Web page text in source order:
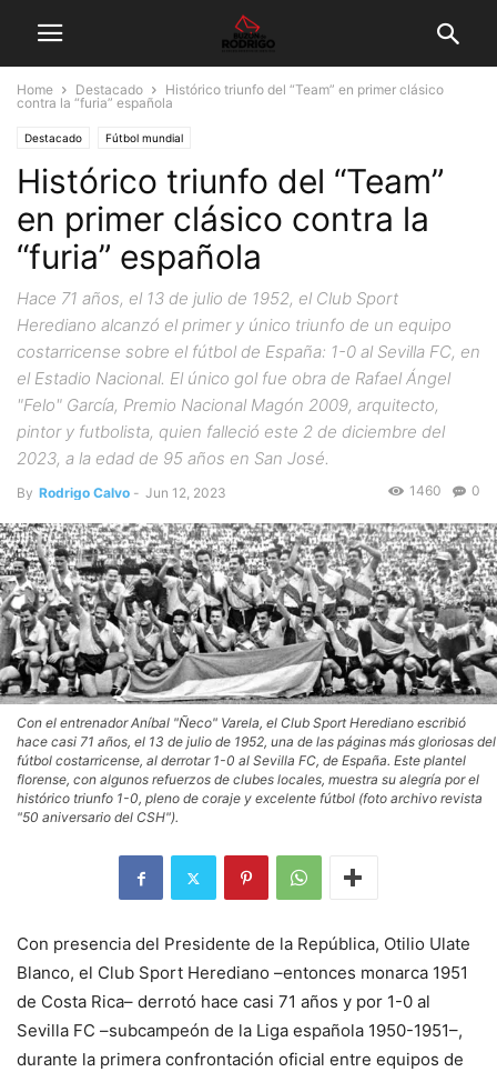
Home Destacado
Histórico triunfo del “Team” en primer clásico
contra la “furia” española
Destacado Fútbol mundial
Histórico triunfo del “Team”
en primer clásico contra la
“furia” española
Hace 71 años, el 13 de julio de 1952, el Club Sport
Herediano alcanzó el primer y único triunfo de un equipo
costarricense sobre el fútbol de España: 1-0 al Sevilla FC, en
el Estadio Nacional. El único gol fue obra de Rafael Ángel
"Felo" García, Premio Nacional Magón 2009, arquitecto,
pintor y futbolista, quien falleció este 2 de diciembre del
2023, a la edad de 95 años en San José.
By Rodrigo Calvo - Jun 12, 2023 0
1460
Con el entrenador Aníbal "Ñeco" Varela, el Club Sport Herediano escribió
hace casi 71 años, el 13 de julio de 1952, una de las páginas más gloriosas del
fútbol costarricense, al derrotar 1-0 al Sevilla FC, de España. Este plantel
florense, con algunos refuerzos de clubes locales, muestra su alegría por el
histórico triunfo 1-0, pleno de coraje y excelente fútbol (foto archivo revista
"50 aniversario del CSH").
Con presencia del Presidente de la República, Otilio Ulate
Blanco, el Club Sport Herediano –entonces monarca 1951
de Costa Rica– derrotó hace casi 71 años y por 1-0 al
Sevilla FC –subcampeón de la Liga española 1950-1951–,
durante la primera confrontación oficial entre equipos de